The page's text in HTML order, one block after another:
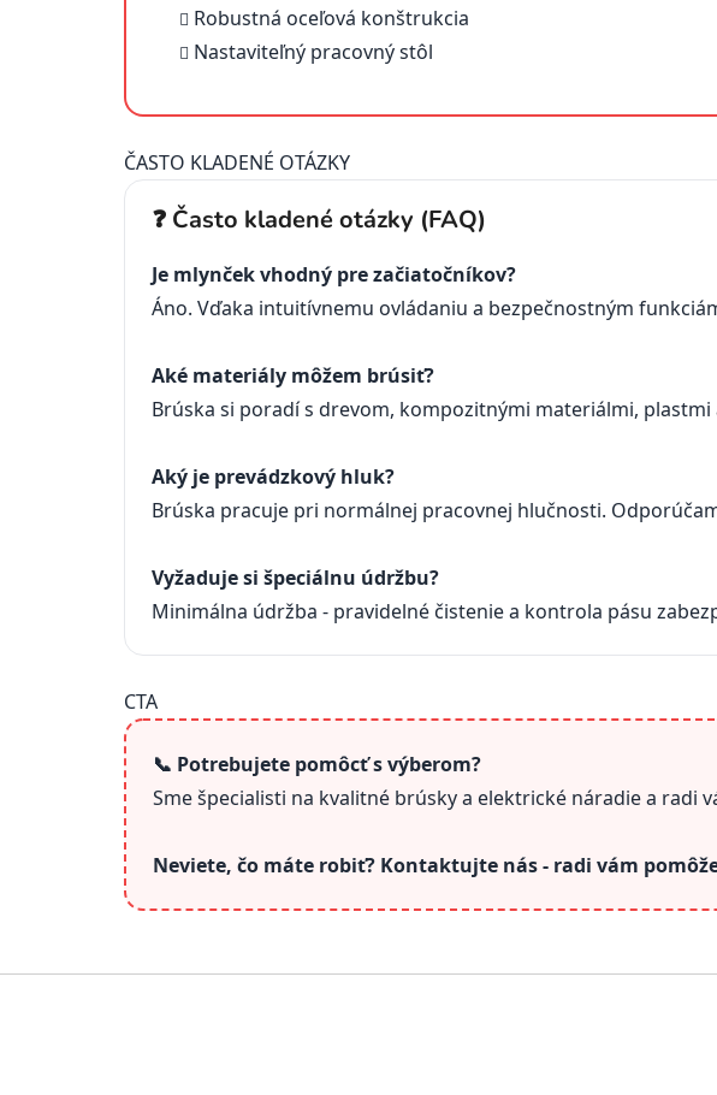
Robustná oceľová konštrukcia
Nastaviteľný pracovný stôl
ČASTO KLADENÉ OTÁZKY
❓ Často kladené otázky (FAQ)
Je mlynček vhodný pre začiatočníkov?
Áno. Vďaka intuitívnemu ovládaniu a bezpečnostným
Aké materiály môžem brúsiť?
Brúska si poradí s drevom, kompozitnými materiálmi,
Aký je prevádzkový hluk?
Brúska pracuje pri normálnej pracovnej hlučnosti.
Vyžaduje si špeciálnu údržbu?
Minimálna údržba - pravidelné čistenie a kontrola pásu
CTA
📞 Potrebujete pomôcť s výberom?
Sme špecialisti na kvalitné brúsky a elektrické náradie a radi
Neviete, čo máte robiť? Kontaktujte nás - radi vám